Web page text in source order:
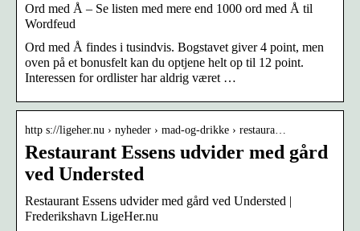
Ord med Å – Se listen med mere end 1000 ord med Å til
Wordfeud
Ord med Å findes i tusindvis. Bogstavet giver 4 point, men
oven på et bonusfelt kan du optjene helt op til 12 point.
Interessen for ordlister har aldrig været …
http s://ligeher.nu › nyheder › mad-og-drikke › restaura…
Restaurant Essens udvider med gård
ved Understed
Restaurant Essens udvider med gård ved Understed |
Frederikshavn LigeHer.nu